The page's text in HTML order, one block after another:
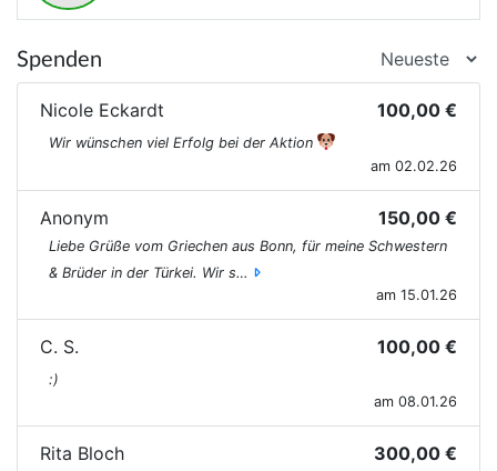
Spenden
Nicole Eckardt 100,00 €
Wir wünschen viel Erfolg bei der Aktion
am 02.02.26
Anonym 150,00 €
Liebe Grüße vom Griechen aus Bonn, für meine Schwestern
& Brüder in der Türkei. Wir s…
am 15.01.26
C. S. 100,00 €
:)
am 08.01.26
Rita Bloch 300,00 €